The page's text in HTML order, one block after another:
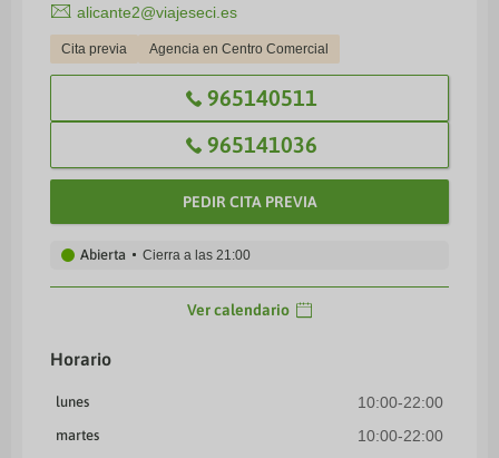
alicante2@viajeseci.es
Cita previa Agencia en Centro Comercial
965140511
965141036
Abierta Cierra a las 21:00
Horario
lunes 10:00-22:00
martes 10:00-22:00
Ver calendario
PEDIR CITA PREVIA